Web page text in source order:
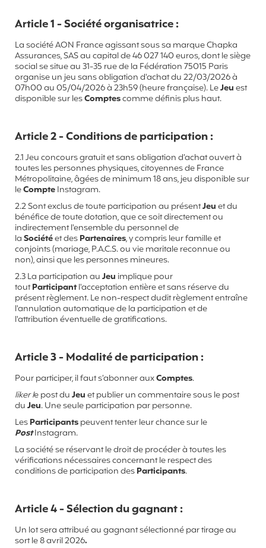
Article 1 - Société organisatrice :
La société AON France agissant sous sa marque Chapka
Assurances, SAS au capital de 46 027 140 euros, dont le siège
social se situe au 31-35 rue de la Fédération 75015 Paris
organise un jeu sans obligation d'achat du 22/03/2026 à
07h00 au 05/04/2026 à 23h59 (heure française). LeJeuest
disponible sur lesComptescomme définis plus haut.
Article 2 - Conditions de participation :
2.1 Jeu concours gratuit et sans obligation d’achat ouvert à
toutes les personnes physiques, citoyennes de France
Métropolitaine, âgées de minimum 18 ans, jeu disponible sur
leCompteInstagram.
2.2 Sont exclus de toute participation au présentJeuet du
bénéfice de toute dotation, que ce soit directement ou
indirectement l'ensemble du personnel de
laSociétéetdesPartenaires, y compris leur famille et
conjoints (mariage, P.A.C.S. ou vie maritale reconnue ou
non), ainsi que les personnes mineures.
2.3 La participation auJeu implique pour
toutParticipantl'acceptation entière et sans réserve du
présent règlement. Le non-respect dudit règlement entraîne
l'annulation automatique de la participation et de
l'attribution éventuelle de gratifications.
Article 3 - Modalité de participation :
Pour participer, il faut s’abonner auxComptes.
liker le post duJeuet publier un commentaire sous le post
duJeu. Une seule participation par personne.
LesParticipantspeuvent tenter leur chance sur le
PostInstagram.
La société se réservant le droit de procéder à toutes les
vérifications nécessaires concernant le respect des
conditions de participation desParticipants.
Article 4 - Sélection du gagnant :
Un lot sera attribué au gagnant sélectionné par tirage au
sort le 8 avril 2026.